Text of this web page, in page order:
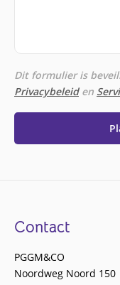
Dit formulier is
Privacybeleiden
Footer
Contact
PGGM&CO
Noordweg Noord 150